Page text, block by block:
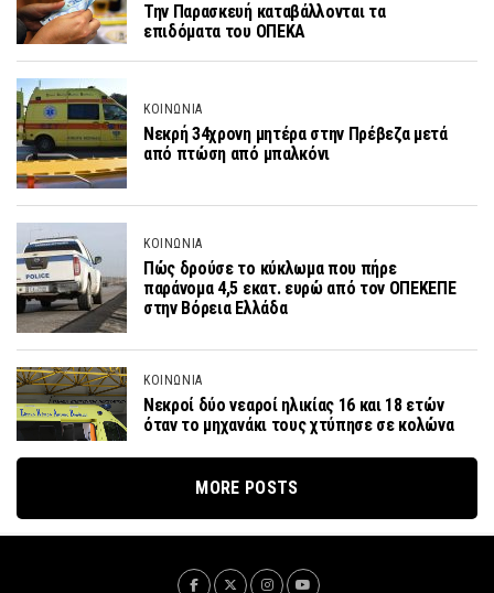
Την Παρασκευή καταβάλλονται τα
επιδόματα του ΟΠΕΚΑ
ΚΟΙΝΩΝΙΑ
Νεκρή 34χρονη μητέρα στην Πρέβεζα μετά
από πτώση από μπαλκόνι
ΚΟΙΝΩΝΙΑ
Πώς δρούσε το κύκλωμα που πήρε
παράνομα 4,5 εκατ. ευρώ από τον ΟΠΕΚΕΠΕ
στην Βόρεια Ελλάδα
ΚΟΙΝΩΝΙΑ
Νεκροί δύο νεαροί ηλικίας 16 και 18 ετών
όταν το μηχανάκι τους χτύπησε σε κολώνα
MORE POSTS